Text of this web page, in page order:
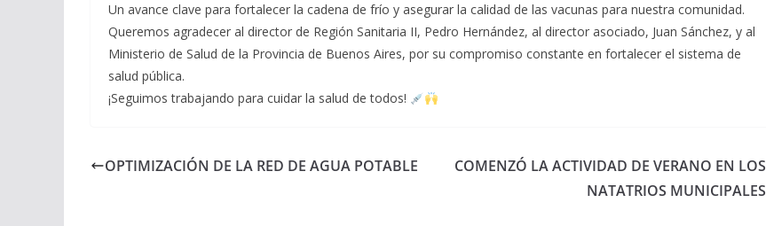
Un avance clave para fortalecer la cadena de frío y asegurar la calidad de las vacunas para nuestra comunidad.
Queremos agradecer al director de Región Sanitaria II, Pedro Hernández, al director asociado, Juan Sánchez, y al
Ministerio de Salud de la Provincia de Buenos Aires, por su compromiso constante en fortalecer el sistema de
salud pública.
¡Seguimos trabajando para cuidar la salud de todos!
OPTIMIZACIÓN DE LA RED DE AGUA POTABLE
COMENZÓ LA ACTIVIDAD DE VERANO EN LOS
NATATRIOS MUNICIPALES